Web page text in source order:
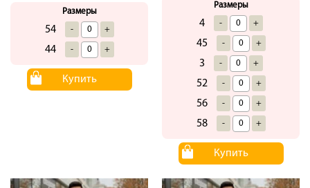
Размеры
54 - +
44 - +
Купить
Размеры
4 - +
45 - +
3 - +
52 - +
56 - +
58 - +
Купить